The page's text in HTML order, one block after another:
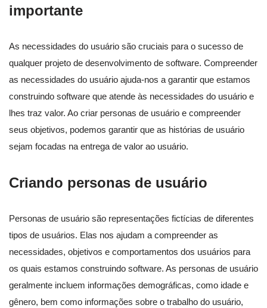
importante
As necessidades do usuário são cruciais para o sucesso de
qualquer projeto de desenvolvimento de software. Compreender
as necessidades do usuário ajuda-nos a garantir que estamos
construindo software que atende às necessidades do usuário e
lhes traz valor. Ao criar personas de usuário e compreender
seus objetivos, podemos garantir que as histórias de usuário
sejam focadas na entrega de valor ao usuário.
Criando personas de usuário
Personas de usuário são representações fictícias de diferentes
tipos de usuários. Elas nos ajudam a compreender as
necessidades, objetivos e comportamentos dos usuários para
os quais estamos construindo software. As personas de usuário
geralmente incluem informações demográficas, como idade e
gênero, bem como informações sobre o trabalho do usuário,